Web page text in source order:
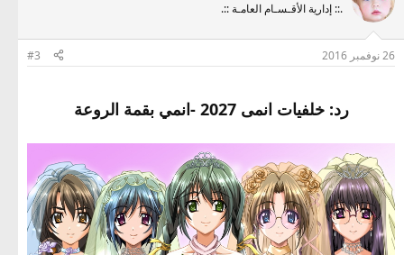
.:: إدارية الأقـسـام العامـة ::.
26 نوفمبر 2016 #3
رد: خلفيات انمى 2027 -انمي بقمة الروعة